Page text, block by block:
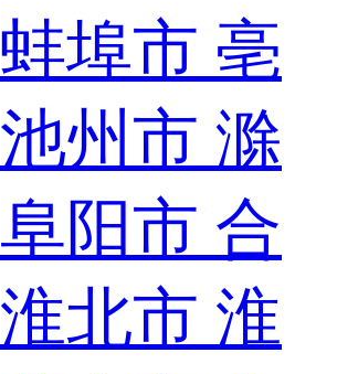
蚌埠市 亳
池州市 滁
阜阳市 合
淮北市 淮